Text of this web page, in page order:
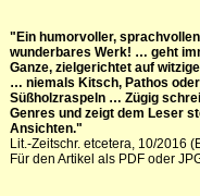
"Ein humorvoller,
wunderbares Werk! … geht
Ganze, zielgerichtet auf
… niemals Kitsch, Pathos
Süßholzraspeln … Zügig
Genres und zeigt dem Leser
Ansichten."
Lit.-Zeitschr. etcetera, 10/2016
Für den Artikel als PDFoder